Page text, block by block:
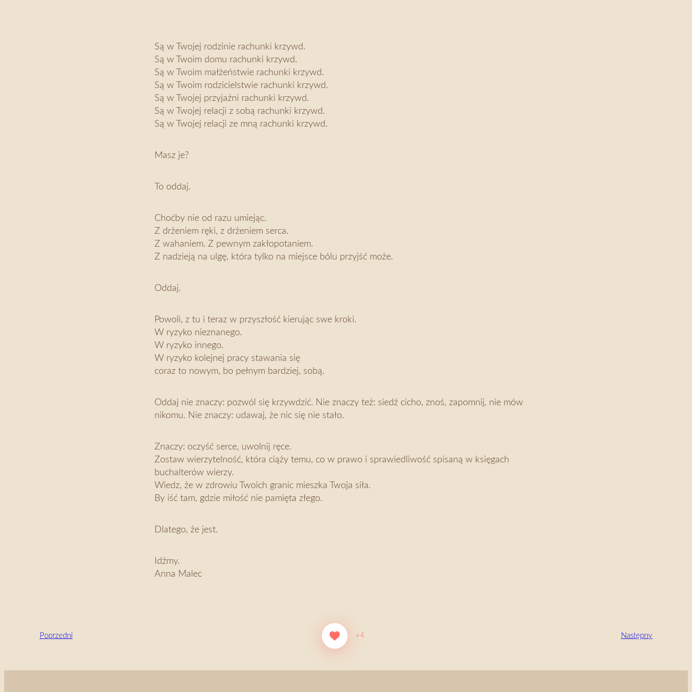
Są w Twojej rodzinie rachunki krzywd.
Są w Twoim domu rachunki krzywd.
Są w Twoim małżeństwie rachunki krzywd.
Są w Twoim rodzicielstwie rachunki krzywd.
Są w Twojej przyjaźni rachunki krzywd.
Są w Twojej relacji z sobą rachunki krzywd.
Są w Twojej relacji ze mną rachunki krzywd.
Masz je?
To oddaj.
Choćby nie od razu umiejąc.
Z drżeniem ręki, z drżeniem serca.
Z wahaniem. Z pewnym zakłopotaniem.
Z nadzieją na ulgę, która tylko na miejsce bólu przyjść może.
Oddaj.
Powoli, z tu i teraz w przyszłość kierując swe kroki.
W ryzyko nieznanego.
W ryzyko innego.
W ryzyko kolejnej pracy stawania się
coraz to nowym, bo pełnym bardziej, sobą.
Oddaj nie znaczy: pozwól się krzywdzić. Nie znaczy też: siedź cicho, znoś, zapomnij, nie mów
nikomu. Nie znaczy: udawaj, że nic się nie stało.
Znaczy: oczyść serce, uwolnij ręce.
Zostaw wierzytelność, która ciąży temu, co w prawo i sprawiedliwość spisaną w księgach
buchalterów wierzy.
Wiedz, że w zdrowiu Twoich granic mieszka Twoja siła.
By iść tam, gdzie miłość nie pamięta złego.
Dlatego, że jest.
Idźmy.
Anna Malec
Poprzedni +4 Następny